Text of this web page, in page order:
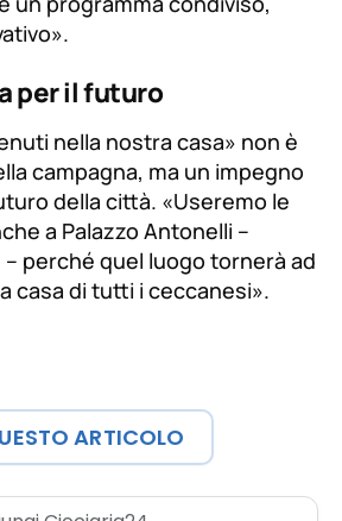
per il futuro
nella nostra casa» non è
campagna, ma un impegno
della città. «Useremo le
a Palazzo Antonelli –
– perché quel luogo tornerà ad
casa di tutti i ceccanesi».
ARTICOLO